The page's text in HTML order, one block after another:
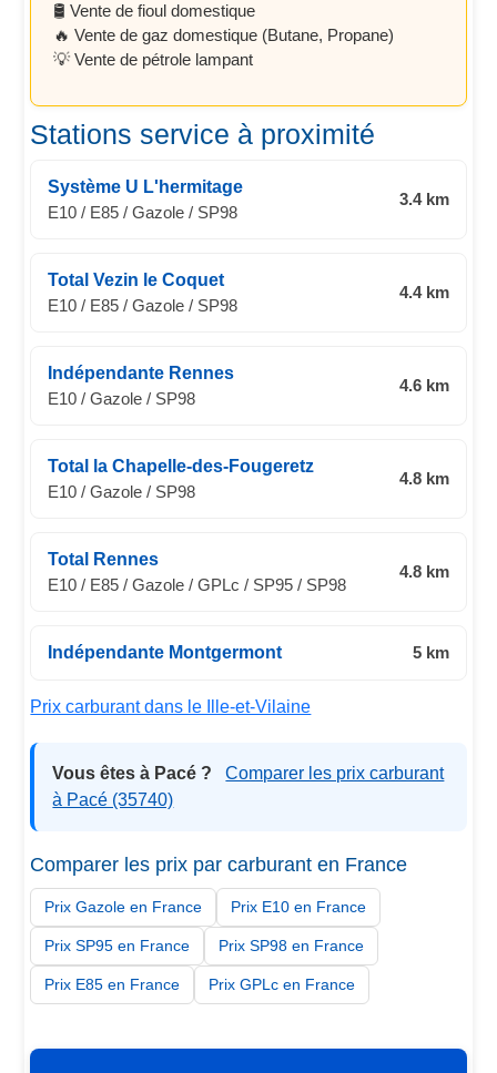
🛢️ Vente de fioul domestique
🔥 Vente de gaz domestique (Butane, Propane)
💡 Vente de pétrole lampant
Stations service à proximité
Système U L'hermitage
E10 / E85 / Gazole / SP98
3.4 km
Total Vezin le Coquet
E10 / E85 / Gazole / SP98
4.4 km
Indépendante Rennes
E10 / Gazole / SP98
4.6 km
Total la Chapelle-des-Fougeretz
E10 / Gazole / SP98
4.8 km
Total Rennes
E10 / E85 / Gazole / GPLc / SP95 / SP98
4.8 km
Indépendante Montgermont 5 km
Prix carburant dans le Ille-et-Vilaine
Vous êtes à Pacé ?
Comparer les prix carburant
à Pacé (35740)
Comparer les prix par carburant en France
Prix Gazole en France Prix E10 en France
Prix SP95 en France Prix SP98 en France
Prix E85 en France Prix GPLc en France